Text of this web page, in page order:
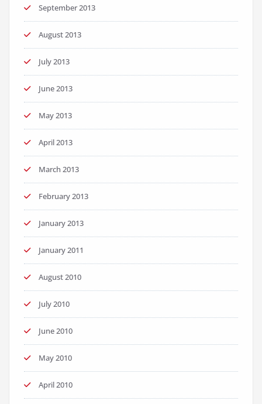
September 2013
August 2013
July 2013
June 2013
May 2013
April 2013
March 2013
February 2013
January 2013
January 2011
August 2010
July 2010
June 2010
May 2010
April 2010